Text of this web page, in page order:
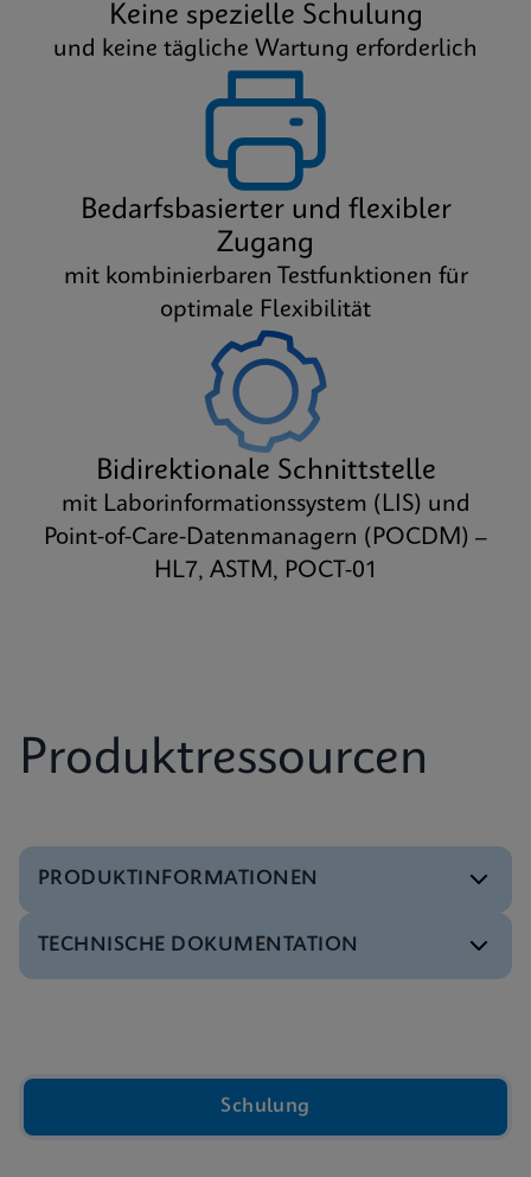
Keine spezielle Schulung
und keine tägliche Wartung erforderlich
Bedarfsbasierter und flexibler
Zugang
mit kombinierbaren Testfunktionen für
optimale Flexibilität
Bidirektionale Schnittstelle
mit Laborinformationssystem (LIS) und
Point-of-Care-Datenmanagern (POCDM) –
HL7, ASTM, POCT-01
Produktressourcen
PRODUKTINFORMATIONEN
Referenzblatt
Xpert Xpress CoV-2/Flu/RSV plus Referenzblatt
TECHNISCHE DOKUMENTATION
Kartusche“
Schulung